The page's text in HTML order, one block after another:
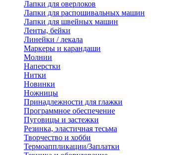
Лапки для оверлоков
Лапки для распошивальных машин
Лапки для швейных машин
Ленты, бейки
Линейки / лекала
Маркеры и карандаши
Молнии
Наперстки
Нитки
Новинки
Ножницы
Принадлежности для глажки
Программное обеспечение
Пуговицы и застежки
Резинка, эластичная тесьма
Творчество и хобби
Термоаппликации/Заплатки